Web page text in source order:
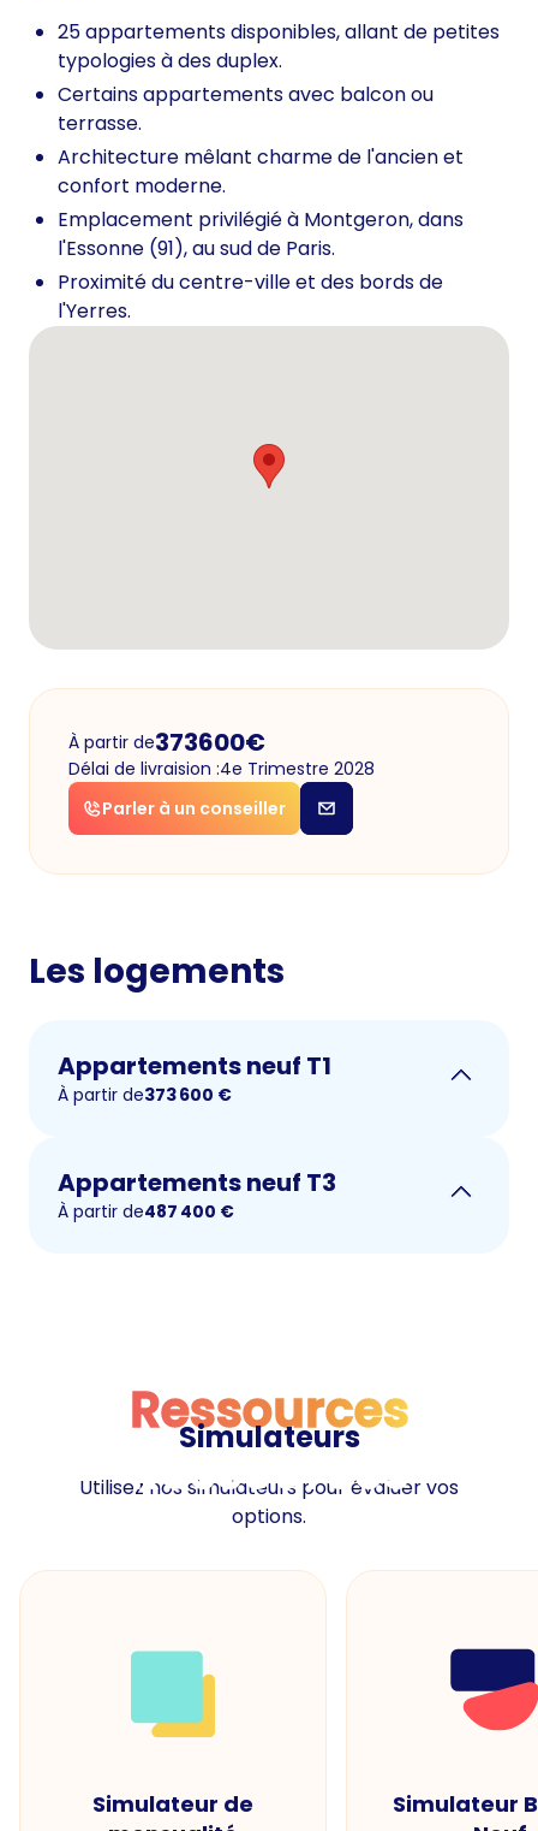
25 appartements disponibles, allant de petites
typologies à des duplex.
Certains appartements avec balcon ou
terrasse.
Architecture mêlant charme de l'ancien et
confort moderne.
Emplacement privilégié à Montgeron, dans
l'Essonne (91), au sud de Paris.
Proximité du centre-ville et des bords de
l'Yerres.
À partir de373600€
Délai de livraision :4e Trimestre 2028
Parler à un conseiller
Les logements
Appartements neuf T1
À partir de373 600 €
Appartements neuf T3
À partir de487 400 €
Ressources
Ressources
Simulateurs
Utilisez nos simulateurs pour évaluer vos
options.
Simulateur de
Simulateur